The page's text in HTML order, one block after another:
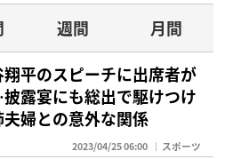
週間
月間
翔平のスピーチに出席者が
露宴にも総出で駆けつけ
夫婦との意外な関係
2023/04/25 06:00 スポーツ